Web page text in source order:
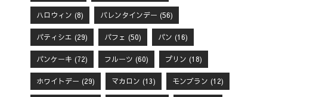
ハロウィン (8) バレンタインデー (56)
パティシエ (29) パフェ (50) パン (16)
パンケーキ (72) フルーツ (60) プリン (18)
ホワイトデー (29) マカロン (13) モンブラン (12)